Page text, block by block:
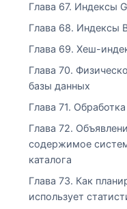
Глава 67. Индексы
Глава 68. Индексы
Глава 69. Хеш-
Глава 70.
базы данных
Глава 71.
Глава 72.
содержимое
каталога
Глава 73. Как
использует